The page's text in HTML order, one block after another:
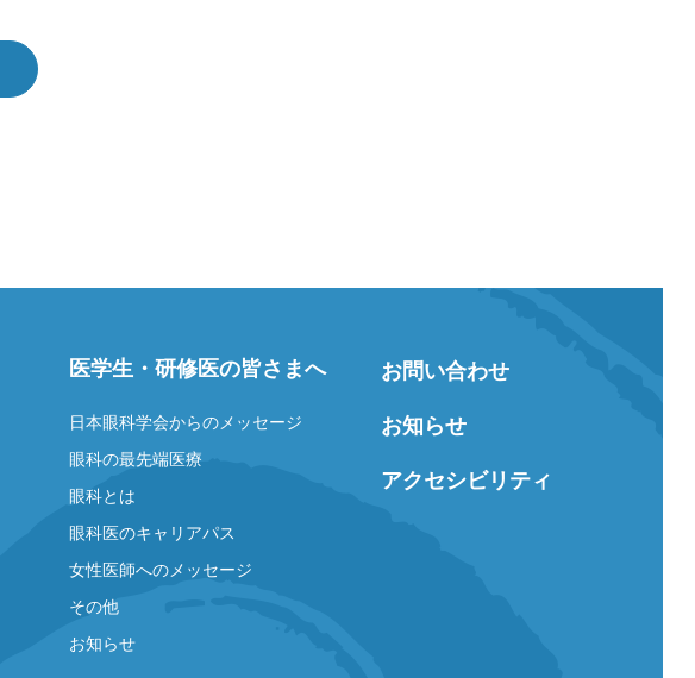
医学生・研修医の皆さまへ
日本眼科学会からのメッセージ
眼科の最先端医療
眼科とは
眼科医のキャリアパス
女性医師へのメッセージ
その他
お知らせ
お問い合わせ
お知らせ
アクセシビリティ